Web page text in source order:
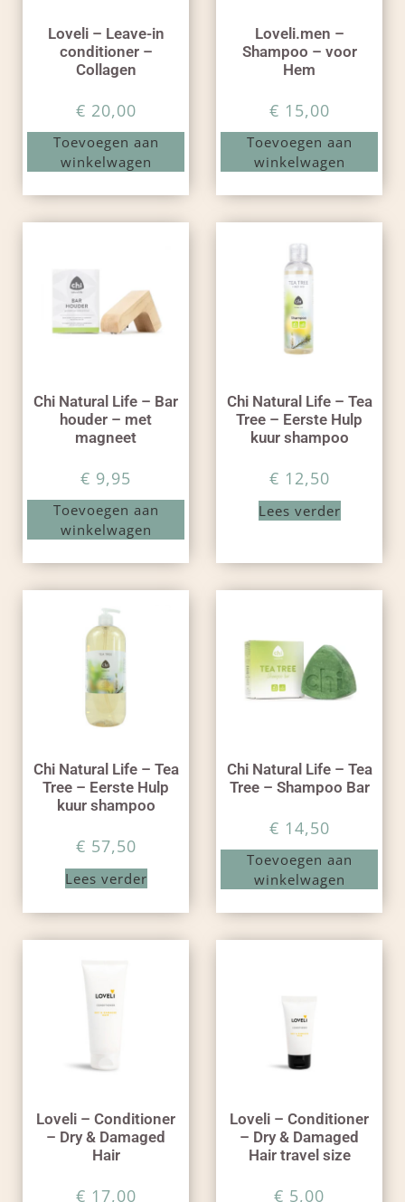
Loveli – Leave-in
conditioner –
Collagen
€ 20,00
Toevoegen aan
winkelwagen
Loveli.men –
Shampoo – voor
Hem
€ 15,00
Toevoegen aan
winkelwagen
Chi Natural Life – Bar
houder – met
magneet
€ 9,95
Toevoegen aan
winkelwagen
Chi Natural Life – Tea
Tree – Eerste Hulp
kuur shampoo
€ 12,50
Lees verder
Chi Natural Life – Tea
Tree – Eerste Hulp
kuur shampoo
€ 57,50
Lees verder
Chi Natural Life – Tea
Tree – Shampoo Bar
€ 14,50
Toevoegen aan
winkelwagen
Loveli – Conditioner
– Dry & Damaged
Hair
€ 17,00
Loveli – Conditioner
– Dry & Damaged
Hair travel size
€ 5,00